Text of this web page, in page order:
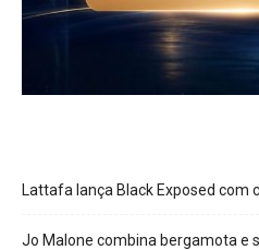
Lattafa lança Black Exposed com
Jo Malone combina bergamota e